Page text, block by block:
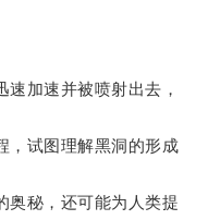
加速并被喷射出去，
试图理解黑洞的形成
秘，还可能为人类提